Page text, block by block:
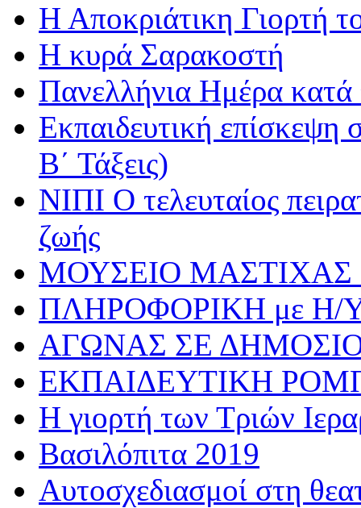
Η Αποκριάτικη Γιορτή
Η κυρά Σαρακοστή
Πανελλήνια Ημέρα κατά
Εκπαιδευτική επίσκεψη
Β΄ Τάξεις)
ΝΙΠΙ Ο τελευταίος
ζωής
ΜΟΥΣΕΙΟ ΜΑΣΤΙΧΑΣ
ΠΛΗΡΟΦΟΡΙΚΗ με Η/
ΑΓΩΝΑΣ ΣΕ
ΕΚΠΑΙΔΕΥΤΙΚΗ
Η γιορτή των Τριών
Βασιλόπιτα 2019
Αυτοσχεδιασμοί στη